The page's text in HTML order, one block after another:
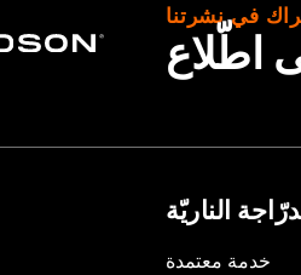
في نشرتنا
اطّلاع
الناريّة
خدمة معتمدة